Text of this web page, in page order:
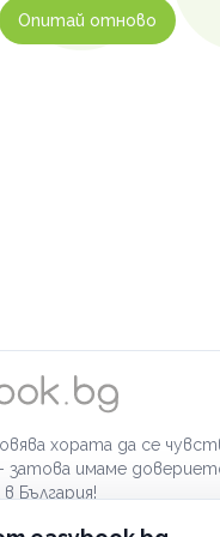
Опитай отново
хората да се
затова имаме
България!